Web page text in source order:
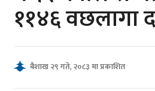
समाचार
११४६ वछलागा
बैशाख २९ गते, २०८३ मा प्रकाशित